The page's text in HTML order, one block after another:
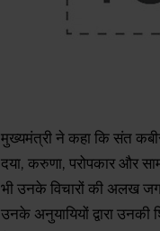
मुख्यमंत्री ने कहा कि संत
दया, करुणा, परोपकार और
भी उनके विचारों की अलख
उनके अनुयायियों द्वारा